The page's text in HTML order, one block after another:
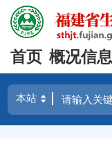
首页 概况信息